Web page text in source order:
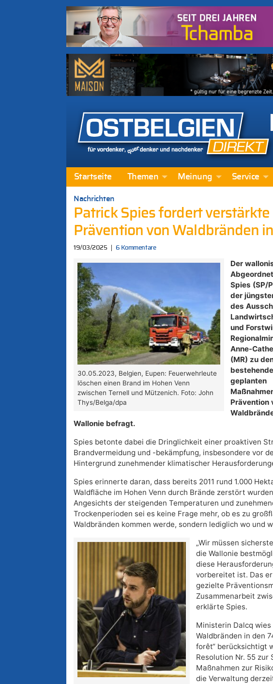
Startseite Themen Meinung Service
Nachrichten
Patrick Spies fordert
Prävention von Waldbränden
19/03/2025 6 Kommentare
30.05.2023, Belgien, Eupen: Feuerwehrleute
löschen einen Brand im Hohen Venn
zwischen Ternell und Mützenich. Foto: John
Thys/Belga/dpa
Der
Spies (SP/
der
des
und
Anne-
(MR) zu
geplanten
Prävention
Wallonie befragt.
Spies betonte dabei die Dringlichkeit einer proaktiven
Brandvermeidung und -bekämpfung, insbesondere vor
Hintergrund zunehmender klimatischer
Spies erinnerte daran, dass bereits 2011 rund 1.000
Waldfläche im Hohen Venn durch Brände zerstört
Angesichts der steigenden Temperaturen und
Trockenperioden sei es keine Frage mehr, ob es zu
Waldbränden kommen werde, sondern lediglich wo und
„Wir müssen
die Wallonie
diese
vorbereitet ist. Das
gezielte
Zusammenarbeit
erklärte Spies.
Ministerin Dalcq
Waldbränden in den
forêt“ berücksichtigt
Resolution Nr. 55 zur
Maßnahmen zur
die Verwaltung